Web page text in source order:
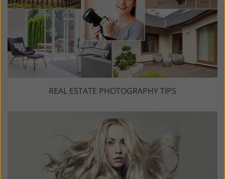
REAL ESTATE PHOTOGRAPHY TIPS